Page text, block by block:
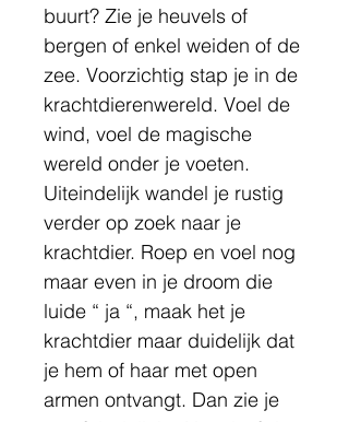
buurt? Zie je heuvels of
bergen of enkel weiden of de
zee. Voorzichtig stap je in de
krachtdierenwereld. Voel de
wind, voel de magische
wereld onder je voeten.
Uiteindelijk wandel je rustig
verder op zoek naar je
krachtdier. Roep en voel nog
maar even in je droom die
luide “ ja “, maak het je
krachtdier maar duidelijk dat
je hem of haar met open
armen ontvangt. Dan zie je